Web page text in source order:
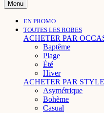
Menu
EN PROMO
TOUTES LES ROBES
ACHETER PAR
Baptême
Plage
Été
Hiver
ACHETER PAR STYLE
Asymétrique
Bohème
Casual